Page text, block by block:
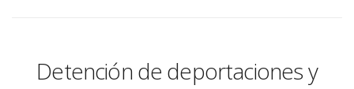
Detención de deportaciones y